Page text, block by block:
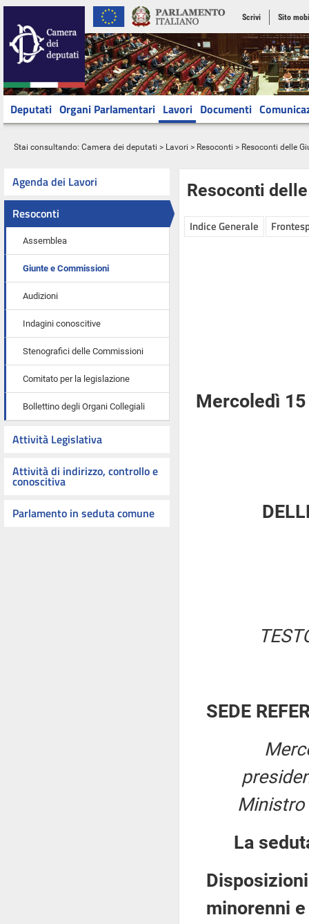
Scrivi Sito
Deputati Organi Parlamentari Lavori Documenti
Stai consultando: Camera dei deputati > Lavori > Resoconti > Resoconti delle
Agenda dei Lavori
Resoconti
Assemblea
Giunte e Commissioni
Audizioni
Indagini conoscitive
Stenografici delle Commissioni
Comitato per la legislazione
Bollettino degli Organi Collegiali
Attività Legislativa
Attività di indirizzo, controllo e
conoscitiva
Parlamento in seduta comune
Resoconti
Indice Generale
Mercoledì
SEDE
Ministro
La
minorenni